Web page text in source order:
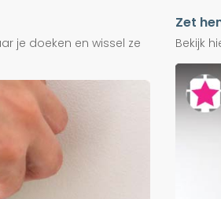
je doeken en wissel ze
Zet
Bekijk